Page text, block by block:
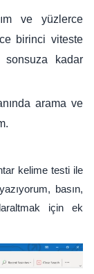
ve yüzlerce
birinci viteste
kadar
arama ve
kelime testi ile
basın,
için ek